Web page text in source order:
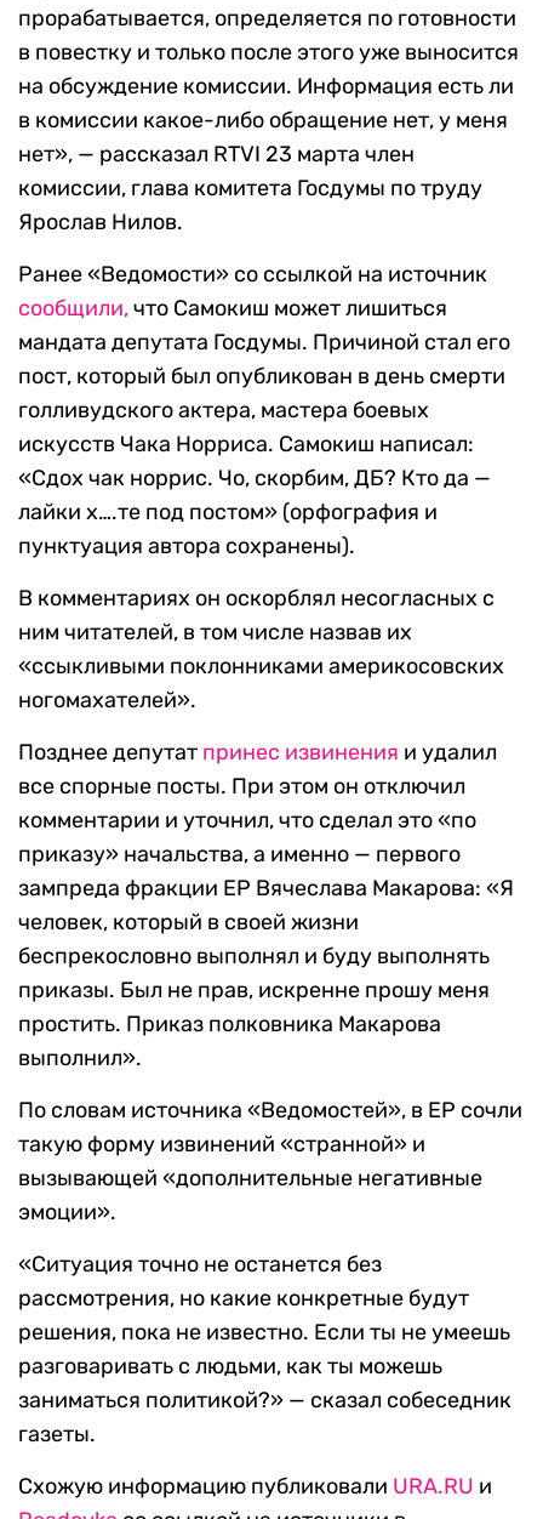
прорабатывается, определяется по готовности
в повестку и только после этого уже выносится
на обсуждение комиссии. Информация есть ли
в комиссии какое-либо обращение нет, у меня
нет», — рассказал RTVI 23 марта член
комиссии, глава комитета Госдумы по труду
Ярослав Нилов.
Ранее «Ведомости» со ссылкой на источник
сообщили,что Самокиш может лишиться
мандата депутата Госдумы. Причиной стал его
пост, который был опубликован в день смерти
голливудского актера, мастера боевых
искусств Чака Норриса. Самокиш написал:
«Сдох чак норрис. Чо, скорбим, ДБ? Кто да —
лайки х….те под постом» (орфография и
пунктуация автора сохранены).
В комментариях он оскорблял несогласных с
ним читателей, в том числе назвав их
«ссыкливыми поклонниками америкосовских
ногомахателей».
Позднее депутат принес извинения и удалил
все спорные посты. При этом он отключил
комментарии и уточнил, что сделал это «по
приказу» начальства, а именно — первого
зампреда фракции ЕР Вячеслава Макарова: «Я
человек, который в своей жизни
беспрекословно выполнял и буду выполнять
приказы. Был не прав, искренне прошу меня
простить. Приказ полковника Макарова
выполнил».
По словам источника «Ведомостей», в ЕР сочли
такую форму извинений «странной» и
вызывающей «дополнительные негативные
эмоции».
«Ситуация точно не останется без
рассмотрения, но какие конкретные будут
решения, пока не известно. Если ты не умеешь
разговаривать с людьми, как ты можешь
заниматься политикой?» — сказал собеседник
газеты.
Схожую информацию публиковали URA.RU и